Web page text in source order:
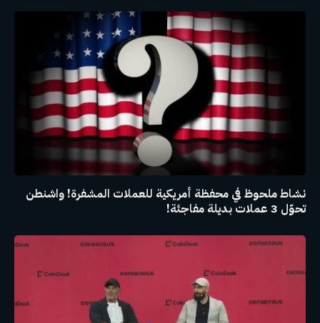
نشاط ملحوظ في محفظة أمريكية للعملات المشفرة! واشنطن
تحوّل 3 عملات بديلة مفاجئة!